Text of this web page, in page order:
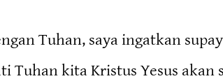
Tuhan, saya ingatkan
Tuhan kita Kristus Yesus